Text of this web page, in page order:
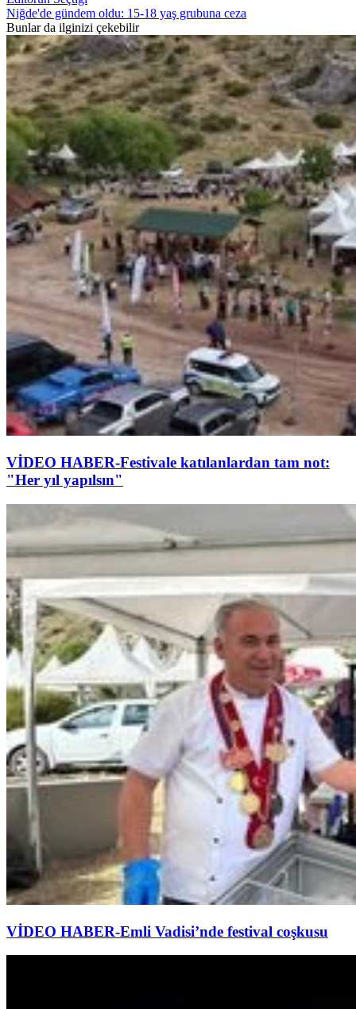
Niğde'de gündem oldu: 15-18 yaş grubuna ceza
Bunlar da ilginizi çekebilir
VİDEO HABER-Festivale katılanlardan tam not:
"Her yıl yapılsın"
VİDEO HABER-Emli Vadisi’nde festival coşkusu